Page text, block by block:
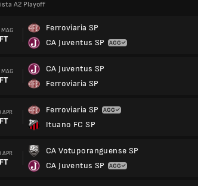
A2 Playoff
MAG
FT
Ferroviaria SP
CA Juventus SP
FT
CA Juventus SP
Ferroviaria SP
APR
FT
Ferroviaria SP
Ituano FC SP
APR
FT
CA Votuporanguense SP
CA Juventus SP